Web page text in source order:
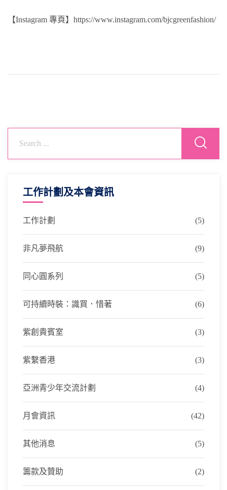
【Instagram 專頁】https://www.instagram.com/bjcgreenfashion/
工作計劃及本會資訊
工作計劃 (5)
非凡夢飛航 (9)
同心圓系列 (5)
可持續時裝：識買．惜著 (6)
紫創貴賓室 (3)
紫繫香港 (3)
亞洲青少年交流計劃 (4)
月會資訊 (42)
其他消息 (5)
籌款及贊助 (2)